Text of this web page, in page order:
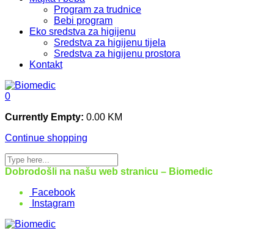
Program za trudnice
Bebi program
Eko sredstva za higijenu
Sredstva za higijenu tijela
Sredstva za higijenu prostora
Kontakt
0
Currently Empty: 0.00 KM
Continue shopping
Dobrodošli na našu web stranicu – Biomedic
Facebook
Instagram